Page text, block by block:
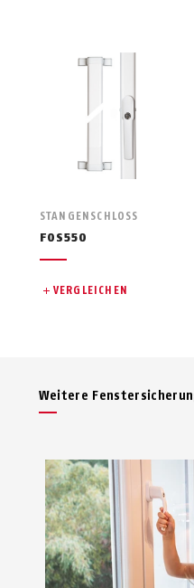
STANGENSCHLOSS
FOS550
VERGLEICHEN
Weitere